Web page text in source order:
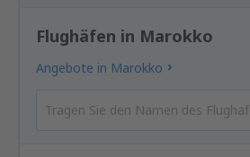
Flughäfen in Marokko
Angebote in Marokko